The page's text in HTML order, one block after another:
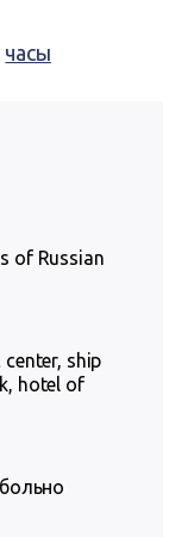
часы
of Russian
ship
hotel of